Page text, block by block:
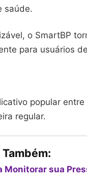
saúde.
o SmartBP
para usuários
popular
regular.
Monitorar sua